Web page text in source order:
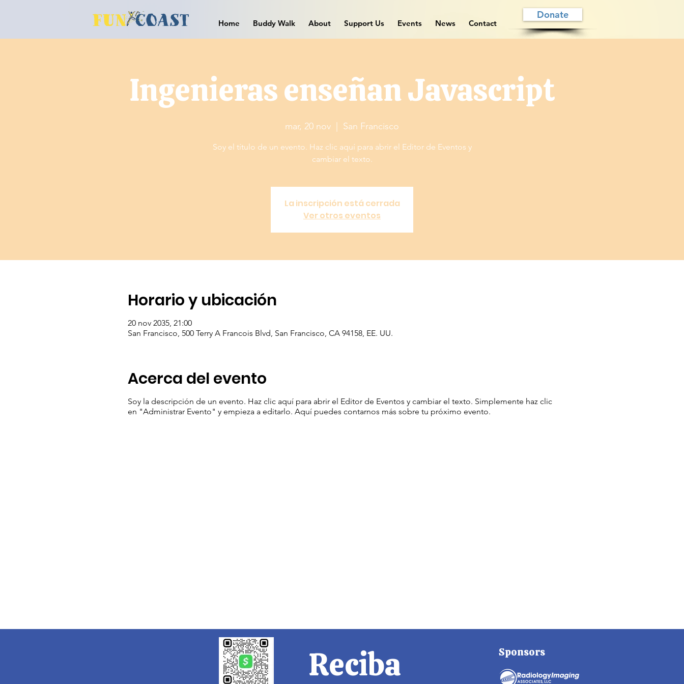
Home Buddy Walk About Support Us Events News Contact
Donate
Ingenieras enseñan Javascript
mar, 20 nov San Francisco
Soy el título de un evento. Haz clic aquí para abrir el Editor de Eventos y
cambiar el texto.
La inscripción está cerrada
Ver otros eventos
Horario y ubicación
20 nov 2035, 21:00
San Francisco, 500 Terry A Francois Blvd, San Francisco, CA 94158, EE. UU.
Acerca del evento
Soy la descripción de un evento. Haz clic aquí para abrir el Editor de Eventos y cambiar el texto. Simplemente haz clic
en "Administrar Evento" y empieza a editarlo. Aquí puedes contarnos más sobre tu próximo evento.
Reciba Sponsors